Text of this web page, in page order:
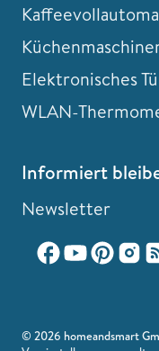
Elektronisches
WLAN-
Informiert
Newsletter
© 2026 homeandsmart